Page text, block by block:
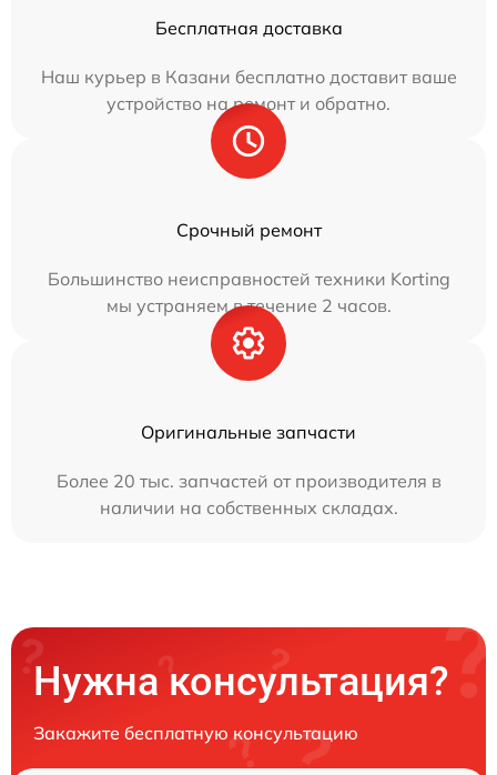
Бесплатная доставка
Наш курьер в Казани бесплатно доставит ваше
устройство на ремонт и обратно.
Срочный ремонт
Большинство неисправностей техники Korting
мы устраняем в течение 2 часов.
Оригинальные запчасти
Более 20 тыс. запчастей от производителя в
наличии на собственных складах.
Нужна консультация?
Закажите бесплатную консультацию